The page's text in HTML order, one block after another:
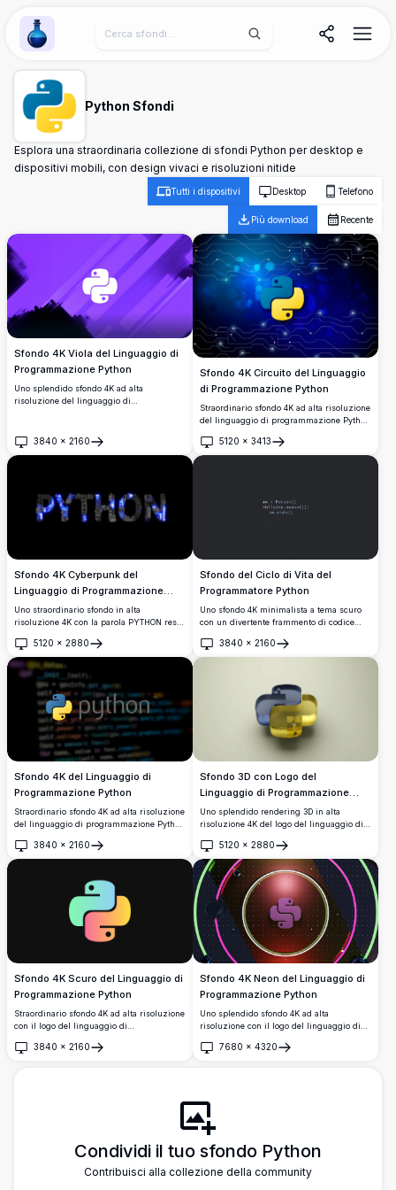
Wallpaper Alchemy
Python Sfondi
Esplora una straordinaria collezione di sfondi Python per desktop e
dispositivi mobili, con design vivaci e risoluzioni nitide
Tutti i dispositivi Desktop Telefono
Più download Recente
Sfondo 4K Viola del Linguaggio di
Programmazione Python
Uno splendido sfondo 4K ad alta
risoluzione del linguaggio di
viola vibrante con dinamiche strisce di
luce diagonali ed effetti stile glitch.
3840 × 2160
Apri
Sfondo 4K Circuito del Linguaggio
di Programmazione Python
Straordinario sfondo 4K ad alta risoluzione
del linguaggio di programmazione Python
di scheda a circuiti blu scuro con effetti
bokeh luminosi e linee di rete digitale.
5120 × 3413
Apri
Sfondo 4K Cyberpunk del
Linguaggio di Programmazione
Python
Uno straordinario sfondo in alta
risoluzione 4K con la parola PYTHON resa
elementi luminosi blu di circuiti stampati
e dettagli tecnologici futuristici su uno
sfondo nero scuro.
5120 × 2880
Apri
Sfondo del Ciclo di Vita del
Programmatore Python
Uno sfondo 4K minimalista a tema scuro
con un divertente frammento di codice
programmatore. Perfetto per gli
sviluppatori che vivono e respirano codice
3840 × 2160
Apri
Sfondo 4K del Linguaggio di
Programmazione Python
Straordinario sfondo 4K ad alta risoluzione
del linguaggio di programmazione Python
scuro con codice sfocato evidenziato dalla
sintassi, perfetto per sviluppatori e
3840 × 2160
Apri
Sfondo 3D con Logo del
Linguaggio di Programmazione
Python
Uno splendido rendering 3D in alta
risoluzione 4K del logo del linguaggio di
serpente lucide blu e gialle intrecciate su
uno sfondo verde salvia tenue. Perfetto per
i desktop degli sviluppatori e gli
appassionati di tecnologia.
5120 × 2880
Apri
Sfondo 4K Scuro del Linguaggio di
Programmazione Python
Straordinario sfondo 4K ad alta risoluzione
con il logo del linguaggio di
un vivace design a gradiente con tonalità
3840 × 2160
Apri
Sfondo 4K Neon del Linguaggio di
Programmazione Python
Uno splendido sfondo 4K ad alta
risoluzione con il logo del linguaggio di
orbe rosso luminoso, circondato da
7680 × 4320
Apri
Condividi il tuo sfondo Python
Contribuisci alla collezione della community